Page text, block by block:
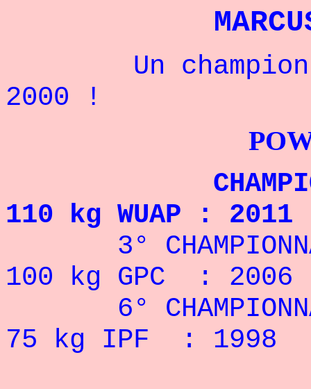
Un champion
2000 !
CHAMPION
110 kg WUAP : 2011
3°
100 kg GPC : 2006
6°
75 kg IPF : 1998